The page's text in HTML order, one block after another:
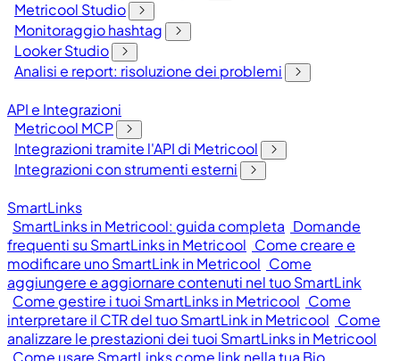
Metricool Studio
Monitoraggio hashtag
Looker Studio
Analisi e report: risoluzione dei problemi
API e Integrazioni
Metricool MCP
Integrazioni tramite l'API di Metricool
Integrazioni con strumenti esterni
SmartLinks
SmartLinks in Metricool: guida completa Domande
frequenti su SmartLinks in Metricool Come creare e
modificare uno SmartLink in Metricool Come
aggiungere e aggiornare contenuti nel tuo SmartLink
Come gestire i tuoi SmartLinks in Metricool Come
interpretare il CTR del tuo SmartLink in Metricool Come
analizzare le prestazioni dei tuoi SmartLinks in Metricool
Come usare SmartLinks come link nella tua Bio